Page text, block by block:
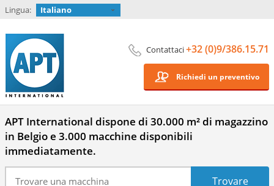
Lingua: Italiano
Contattaci+32 (0)9/386.15.71
Richiedi un preventivo
APT International dispone di 30.000 m² di magazzino
in Belgio e 3.000 macchine disponibili
immediatamente.